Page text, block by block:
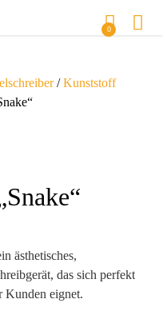
0
/Kunststoff
ästhetisches,
das sich perfekt
Kunden eignet.
bietet er eine